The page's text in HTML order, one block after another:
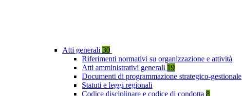
Atti generali 30
Riferimenti normativi su organizzazione e attività
Atti amministrativi generali 19
Documenti di programmazione strategico-gestionale
Statuti e leggi regionali
Codice disciplinare e codice di condotta 8